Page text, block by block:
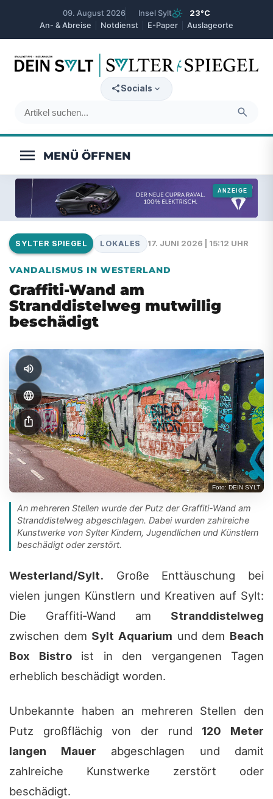
09. August 2026 Insel Syltpartly_cloudy_day
23°C
An- & Abreise
Notdienst E-Paper Auslageorte
search
Socials expand_more
menu
SYLTER SPIEGEL LOKALES 17. JUNI 2026 | 15:12 UHR
VANDALISMUS IN WESTERLAND
Graffiti-Wand am
Stranddistelweg mutwillig
beschädigt
volume_up
language
ios_share
Foto: DEIN SYLT
An mehreren Stellen wurde der Putz der Graffiti-Wand am
Stranddistelweg abgeschlagen. Dabei wurden zahlreiche
Kunstwerke von Sylter Kindern, Jugendlichen und Künstlern
beschädigt oder zerstört.
Westerland/Sylt. Große Enttäuschung bei
vielen jungen Künstlern und Kreativen auf Sylt:
Die Graffiti-Wand am Stranddistelweg
zwischen dem Sylt Aquarium und dem Beach
Box Bistroist in den vergangenen Tagen
erheblich beschädigt worden.
Unbekannte haben an mehreren Stellen den
Putz großflächig von der rund 120 Meter
langen Mauer abgeschlagen und damit
zahlreiche Kunstwerke zerstört oder
beschädigt.